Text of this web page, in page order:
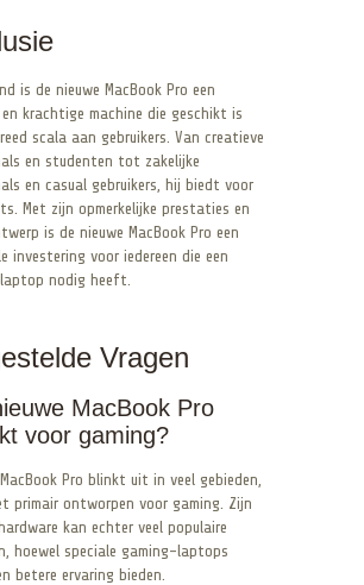
is de nieuwe MacBook Pro een
krachtige machine die geschikt is
scala aan gebruikers. Van creatieve
en studenten tot zakelijke
en casual gebruikers, hij biedt voor
Met zijn opmerkelijke prestaties en
is de nieuwe MacBook Pro een
investering voor iedereen die een
nodig heeft.
Vragen
MacBook Pro
voor gaming?
Pro blinkt uit in veel gebieden,
primair ontworpen voor gaming. Zijn
kan echter veel populaire
hoewel speciale gaming-laptops
betere ervaring bieden.